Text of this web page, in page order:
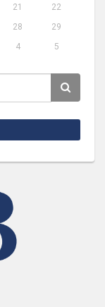
21
22
28
29
4 5